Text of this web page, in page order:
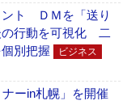
ント ＤＭを「送り
の行動を可視化 二
別把握
ビジネス
ーin札幌」を開催